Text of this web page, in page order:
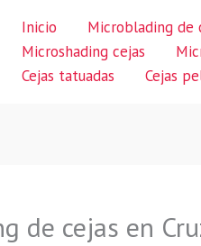
Inicio Microblading de
Microshading cejas
Cejas tatuadas
Cejas
de cejas en